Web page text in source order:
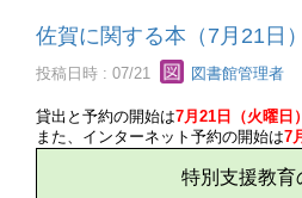
佐賀に関する本（7月21日）
投稿日時 : 07/21 図書館管理者
貸出と予約の開始は7月21日（火曜日）
また、インターネット予約の開始は7
特別支援教育